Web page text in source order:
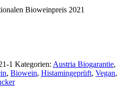
Bioweinpreis 2021
1 Kategorien: Austria Biogarantie,
, Biowein, Histamingeprüft, Vegan,